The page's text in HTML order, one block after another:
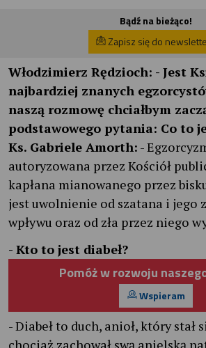
Bądź na bieżąco!
Zapisz się do
Włodzimierz Rędzioch: - Jest
najbardziej znanych
naszą rozmowę chciałbym
podstawowego pytania: Co to
Ks. Gabriele Amorth: -
autoryzowana przez Kościół
kapłana mianowanego przez
jest uwolnienie od szatana i jego
wpływu oraz od zła przez niego
- Kto to jest diabeł?
Pomóż w rozwoju
Wspieram
- Diabeł to duch, anioł, który stał
chociaż zachował swą anielską